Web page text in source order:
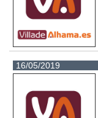
16/05/2019